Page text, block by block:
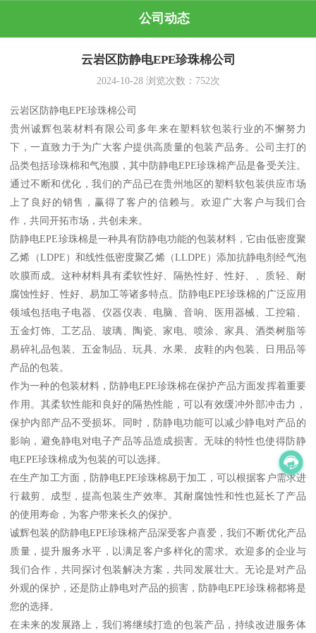
公司动态
云岩区防静电EPE珍珠棉公司
2024-10-28浏览次数： 752次
云岩区防静电EPE珍珠棉公司
贵州诚辉包装材料有限公司多年来在塑料软包装行业的不懈努力
下，一直致力于为广大客户提供高质量的包装产品务。公司主打的
品类包括珍珠棉和气泡膜，其中防静电EPE珍珠棉产品是备受关注。
通过不断和优化，我们的产品已在贵州地区的塑料软包装供应市场
上了良好的销售，赢得了客户的信赖与。欢迎广大客户与我们合
作，共同开拓市场，共创未来。
防静电EPE珍珠棉是一种具有防静电功能的包装材料，它由低密度聚
乙烯（LDPE）和线性低密度聚乙烯（LLDPE）添加抗静电剂经气泡
吹膜而成。这种材料具有柔软性好、隔热性好、性好、、质轻、耐
腐蚀性好、性好、易加工等诸多特点。防静电EPE珍珠棉的广泛应用
领域包括电子电器、仪器仪表、电脑、音响、医用器械、工控箱、
五金灯饰、工艺品、玻璃、陶瓷、家电、喷涂、家具、酒类树脂等
易碎礼品包装、五金制品、玩具、水果、皮鞋的内包装、日用品等
产品的包装。
作为一种的包装材料，防静电EPE珍珠棉在保护产品方面发挥着重要
作用。其柔软性能和良好的隔热性能，可以有效缓冲外部冲击力，
保护内部产品不受损坏。同时，防静电功能可以减少静电对产品的
影响，避免静电对电子产品等品造成损害。无味的特性也使得防静
电EPE珍珠棉成为包装的可以选择。
在生产加工方面，防静电EPE珍珠棉易于加工，可以根据客户需求进
行裁剪、成型，提高包装生产效率。其耐腐蚀性和性也延长了产品
的使用寿命，为客户带来长久的保护。
诚辉包装的防静电EPE珍珠棉产品深受客户喜爱，我们不断优化产品
质量，提升服务水平，以满足客户多样化的需求。欢迎多的企业与
我们合作，共同探讨包装解决方案，共同发展壮大。无论是对产品
外观的保护，还是防止静电对产品的损害，防静电EPE珍珠棉都将是
您的选择。
在未来的发展路上，我们将继续打造的包装产品，持续改进服务体